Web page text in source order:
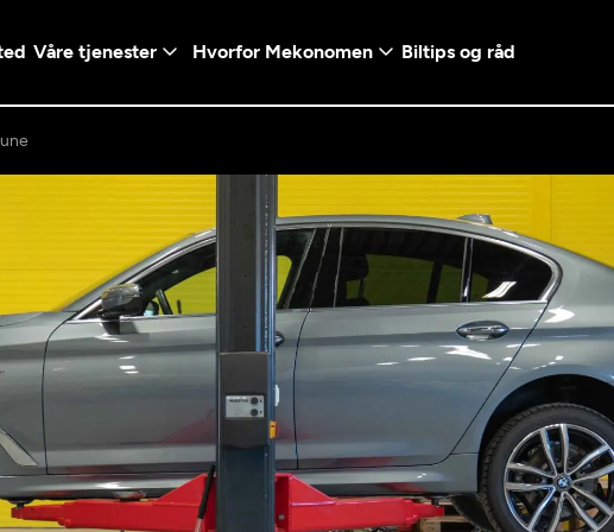
Våre tjenester
- Vanlig bil
Diagnose/Feilsøking
Hvorfor Mekonomen
valg
og fabrikkgaranti
Biltips og råd
konto ved å klikke på
Logg inn med Vipps
Telefonnummer
Norway
+47